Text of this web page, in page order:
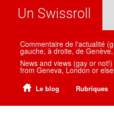
Un Swissroll
Commentaire de l'actualité
gauche, à droite, de
News and views (gay or
from Geneva, London or
Le blog Rubriques